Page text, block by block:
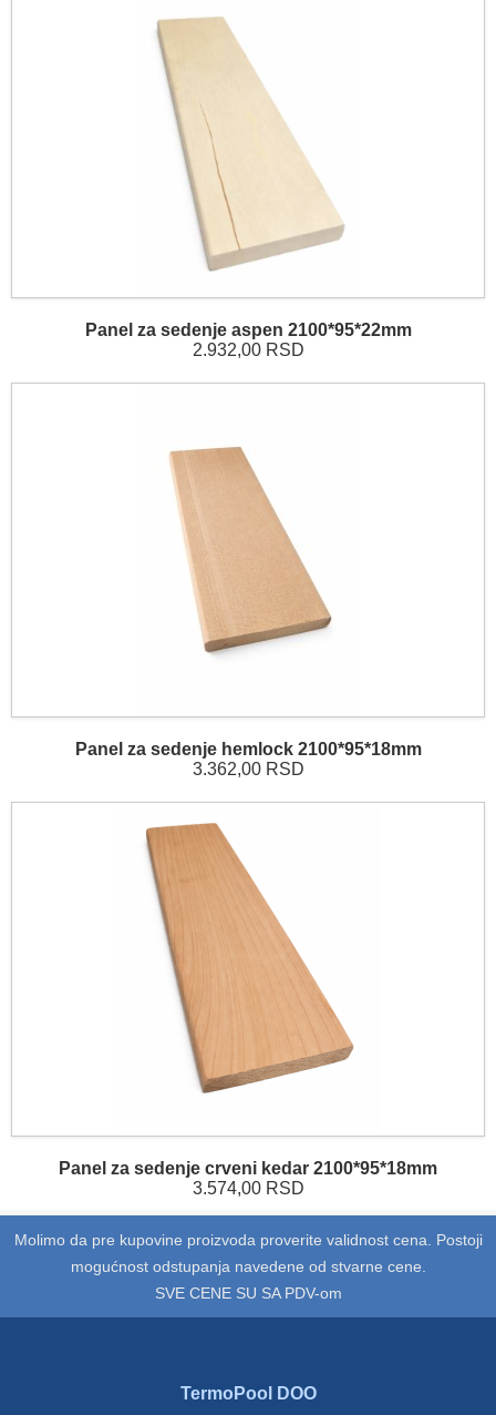
Panel za sedenje aspen 2100*95*22mm
2.932,00 RSD
Panel za sedenje hemlock 2100*95*18mm
3.362,00 RSD
Panel za sedenje crveni kedar 2100*95*18mm
3.574,00 RSD
Molimo da pre kupovine proizvoda proverite validnost cena. Postoji
mogućnost odstupanja navedene od stvarne cene.
SVE CENE SU SA PDV-om
TermoPool DOO